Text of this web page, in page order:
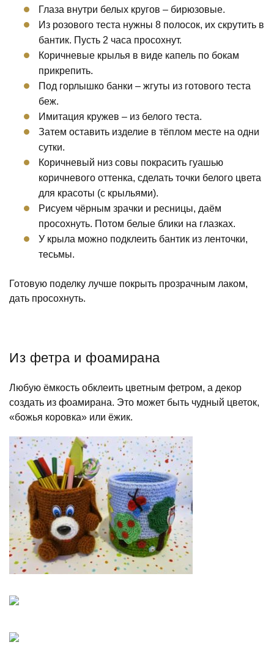
Глаза внутри белых кругов – бирюзовые.
Из розового теста нужны 8 полосок, их скрутить в
бантик. Пусть 2 часа просохнут.
Коричневые крылья в виде капель по бокам
прикрепить.
Под горлышко банки – жгуты из готового теста
беж.
Имитация кружев – из белого теста.
Затем оставить изделие в тёплом месте на одни
сутки.
Коричневый низ совы покрасить гуашью
коричневого оттенка, сделать точки белого цвета
для красоты (с крыльями).
Рисуем чёрным зрачки и ресницы, даём
просохнуть. Потом белые блики на глазках.
У крыла можно подклеить бантик из ленточки,
тесьмы.
Готовую поделку лучше покрыть прозрачным лаком,
дать просохнуть.
Из фетра и фоамирана
Любую ёмкость обклеить цветным фетром, а декор
создать из фоамирана. Это может быть чудный цветок,
«божья коровка» или ёжик.